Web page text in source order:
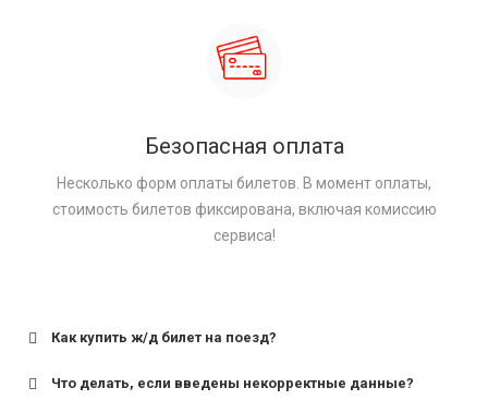
Безопасная оплата
Несколько форм оплаты билетов. В момент оплаты,
стоимость билетов фиксирована, включая комиссию
сервиса!
Как купить ж/д билет на поезд?
Что делать, если введены некорректные данные?